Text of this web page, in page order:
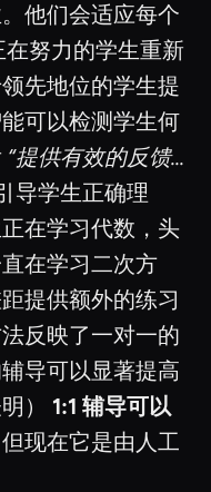
他们会适应每个
努力的学生重新
先地位的学生提
可以检测学生何
“提供有效的反馈...
导学生正确理
在学习代数，头
在学习二次方
提供额外的练习
反映了一对一的
导可以显著提高
） 1:1 辅导可以
现在它是由人工